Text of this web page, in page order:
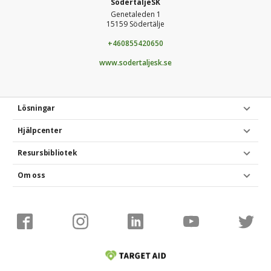
SodertaljeSK
Genetaleden 1
15159 Södertälje
+460855420650
www.sodertaljesk.se
Lösningar
Hjälpcenter
Resursbibliotek
Om oss